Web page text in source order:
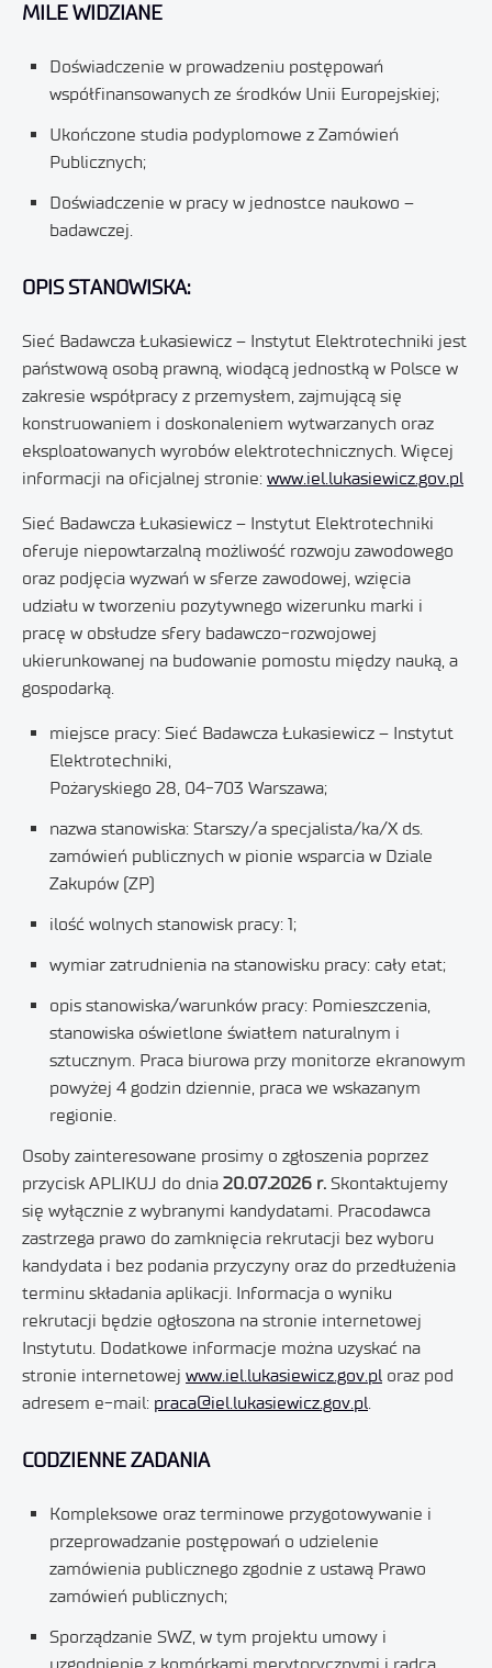
MILE WIDZIANE
Doświadczenie w prowadzeniu postępowań
współfinansowanych ze środków Unii Europejskiej;
Ukończone studia podyplomowe z Zamówień
Publicznych;
Doświadczenie w pracy w jednostce naukowo –
badawczej.
OPIS STANOWISKA:
Sieć Badawcza Łukasiewicz – Instytut Elektrotechniki jest
państwową osobą prawną, wiodącą jednostką w Polsce w
zakresie współpracy z przemysłem, zajmującą się
konstruowaniem i doskonaleniem wytwarzanych oraz
eksploatowanych wyrobów elektrotechnicznych. Więcej
informacji na oficjalnej stronie: www.iel.lukasiewicz.gov.pl
Sieć Badawcza Łukasiewicz – Instytut Elektrotechniki
oferuje niepowtarzalną możliwość rozwoju zawodowego
oraz podjęcia wyzwań w sferze zawodowej, wzięcia
udziału w tworzeniu pozytywnego wizerunku marki i
pracę w obsłudze sfery badawczo-rozwojowej
ukierunkowanej na budowanie pomostu między nauką, a
gospodarką.
miejsce pracy: Sieć Badawcza Łukasiewicz – Instytut
Elektrotechniki,
Pożaryskiego 28, 04-703 Warszawa;
nazwa stanowiska: Starszy/a specjalista/ka/X ds.
zamówień publicznych w pionie wsparcia w Dziale
Zakupów (ZP)
ilość wolnych stanowisk pracy: 1;
wymiar zatrudnienia na stanowisku pracy: cały etat;
opis stanowiska/warunków pracy: Pomieszczenia,
stanowiska oświetlone światłem naturalnym i
sztucznym. Praca biurowa przy monitorze ekranowym
powyżej 4 godzin dziennie, praca we wskazanym
regionie.
Osoby zainteresowane prosimy o zgłoszenia poprzez
przycisk APLIKUJ do dnia 20.07.2026 r. Skontaktujemy
się wyłącznie z wybranymi kandydatami. Pracodawca
zastrzega prawo do zamknięcia rekrutacji bez wyboru
kandydata i bez podania przyczyny oraz do przedłużenia
terminu składania aplikacji. Informacja o wyniku
rekrutacji będzie ogłoszona na stronie internetowej
Instytutu. Dodatkowe informacje można uzyskać na
stronie internetowej www.iel.lukasiewicz.gov.pl oraz pod
adresem e-mail: praca@iel.lukasiewicz.gov.pl.
CODZIENNE ZADANIA
Kompleksowe oraz terminowe przygotowywanie i
przeprowadzanie postępowań o udzielenie
zamówienia publicznego zgodnie z ustawą Prawo
zamówień publicznych;
Sporządzanie SWZ, w tym projektu umowy i